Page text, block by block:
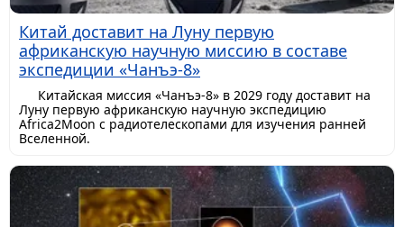
Китай доставит на Луну первую
африканскую научную миссию в составе
экспедиции «Чанъэ-8»
Китайская миссия «Чанъэ-8» в 2029 году доставит на
Луну первую африканскую научную экспедицию
Africa2Moon с радиотелескопами для изучения ранней
Вселенной.